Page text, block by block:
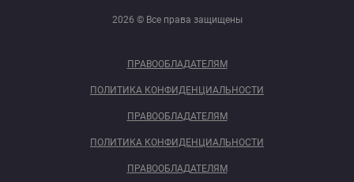
2026 © Все права защищены
ПРАВООБЛАДАТЕЛЯМ
ПОЛИТИКА КОНФИДЕНЦИАЛЬНОСТИ
ПРАВООБЛАДАТЕЛЯМ
ПОЛИТИКА КОНФИДЕНЦИАЛЬНОСТИ
ПРАВООБЛАДАТЕЛЯМ